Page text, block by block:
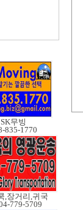
SK무빙
835-1770
,장거리,귀국
779-5709